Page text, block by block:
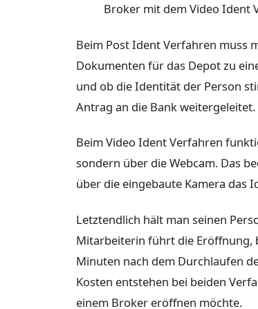
Broker mit dem Video Ident
Beim Post Ident Verfahren muss
Dokumenten für das Depot zu
und ob die Identität der Person
Antrag an die Bank weitergeleitet.
Beim Video Ident Verfahren
sondern über die Webcam. Das
über die eingebaute Kamera das
Letztendlich hält man seinen
Mitarbeiterin führt die Eröffnung,
Minuten nach dem Durchlaufen
Kosten entstehen bei beiden
einem Broker eröffnen möchte.